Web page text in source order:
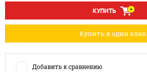
КУПИТЬ
Купить в один клик
Добавить к сравнению